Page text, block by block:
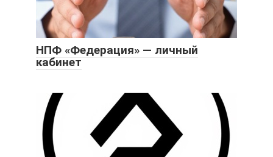
НПФ «Федерация» — личный
кабинет